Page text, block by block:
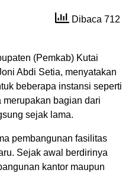
Dibaca 712
(Pemkab) Kutai
Abdi Setia, menyatakan
beberapa instansi seperti
merupakan bagian dari
sejak lama.
pembangunan fasilitas
Sejak awal berdirinya
kantor maupun